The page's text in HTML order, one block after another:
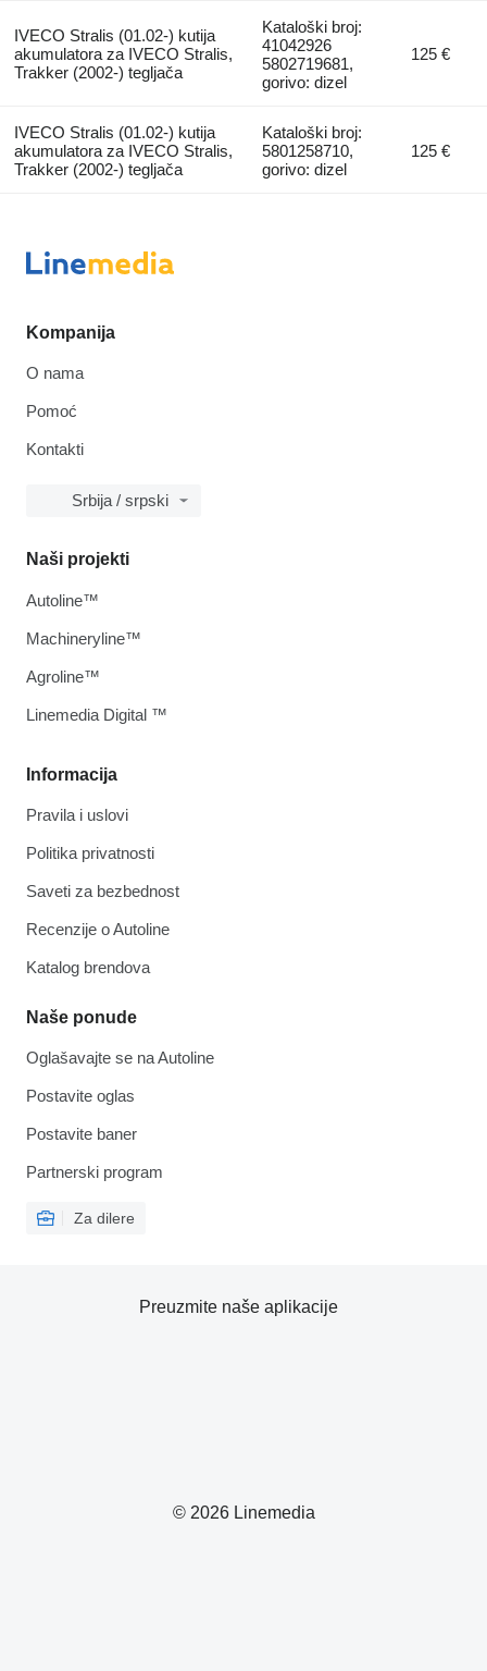
IVECO Stralis (01.02-) kutija
akumulatora za IVECO Stralis,
Trakker (2002-) tegljača
Kataloški broj:
41042926
5802719681,
gorivo: dizel
125 €
IVECO Stralis (01.02-) kutija
akumulatora za IVECO Stralis,
Trakker (2002-) tegljača
Kataloški broj:
5801258710,
gorivo: dizel
125 €
Kompanija
O nama
Pomoć
Kontakti
Srbija / srpski
Informacija
Pravila i uslovi
Politika privatnosti
Saveti za bezbednost
Recenzije o Autoline
Katalog brendova
Naše ponude
Oglašavajte se na Autoline
Postavite oglas
Postavite baner
Partnerski program
Za dilere
Naši projekti
Autoline™
Machineryline™
Agroline™
Linemedia Digital ™
© 2026 Linemedia
Preuzmite naše aplikacije